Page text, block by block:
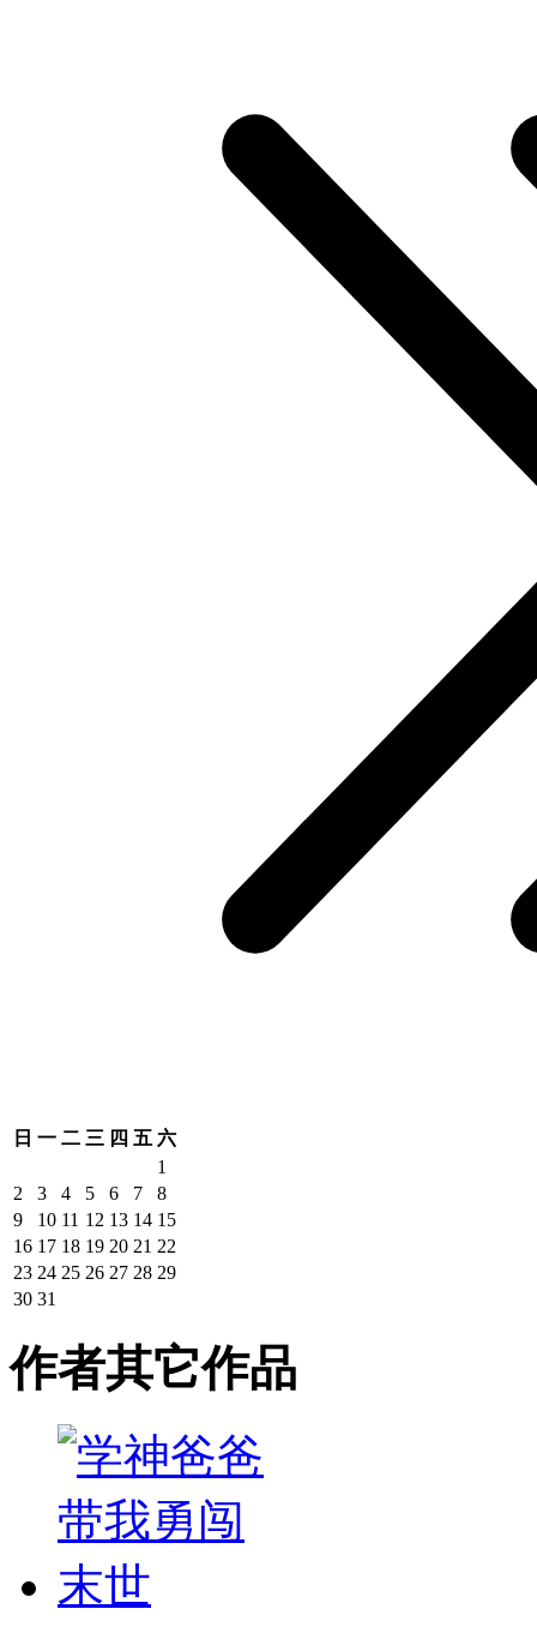
日 一 二 三 四 五 六
1
2
3 4 5 6 7
8
9
10 11 12 13 14 15
16 17 18 19 20 21 22
23 24 25 26 27 28 29
30 31
作者其它作品